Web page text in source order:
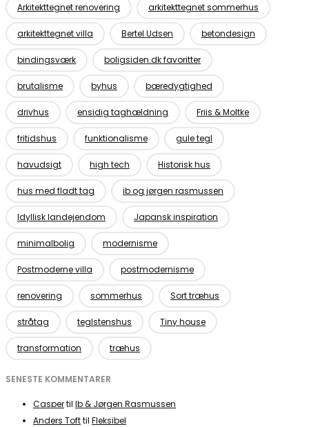
Arkitekttegnet renovering arkitekttegnet sommerhus
arkitekttegnet villa Bertel Udsen betondesign
bindingsværk boligsiden.dk favoritter
brutalisme byhus bæredygtighed
drivhus ensidig taghældning Friis & Moltke
fritidshus funktionalisme gule tegl
havudsigt high tech Historisk hus
hus med fladt tag ib og jørgen rasmussen
Idyllisk landejendom Japansk inspiration
minimalbolig modernisme
Postmoderne villa postmodernisme
renovering sommerhus Sort træhus
stråtag teglstenshus Tiny house
transformation træhus
SENESTE KOMMENTARER
Caspertil Ib & Jørgen Rasmussen
Anders Tofttil Fleksibel